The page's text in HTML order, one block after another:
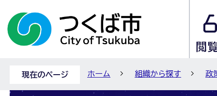
現在のページ ホーム 組織から探す 政